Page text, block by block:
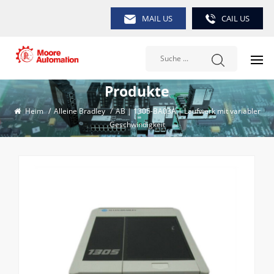
MAIL US CAIL US
Produkte
Heim / Alleine Bradley / AB | 1305-BA03A | Laufwerk mit variabler
Geschwindigkeit